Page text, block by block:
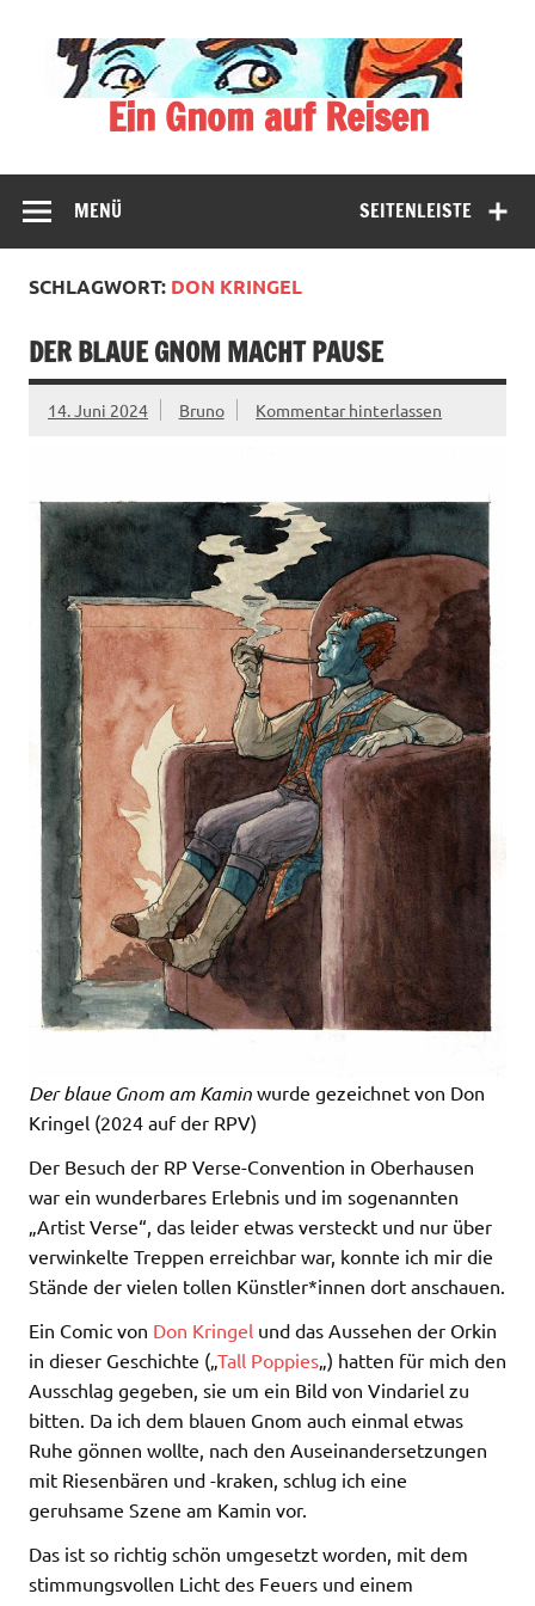
springen
Ein Gnom auf Reisen
SEITENLEISTE
MENÜ
SCHLAGWORT: DON KRINGEL
DER BLAUE GNOM MACHT PAUSE
14. Juni 2024 Bruno Kommentar hinterlassen
Der blaue Gnom am Kamin wurde gezeichnet von Don
Kringel (2024 auf der RPV)
Der Besuch der RP Verse-Convention in Oberhausen
war ein wunderbares Erlebnis und im sogenannten
„Artist Verse“, das leider etwas versteckt und nur über
verwinkelte Treppen erreichbar war, konnte ich mir die
Stände der vielen tollen Künstler*innen dort anschauen.
Ein Comic von Don Kringel und das Aussehen der Orkin
in dieser Geschichte („Tall Poppies„) hatten für mich den
Ausschlag gegeben, sie um ein Bild von Vindariel zu
bitten. Da ich dem blauen Gnom auch einmal etwas
Ruhe gönnen wollte, nach den Auseinandersetzungen
mit Riesenbären und -kraken, schlug ich eine
geruhsame Szene am Kamin vor.
Das ist so richtig schön umgesetzt worden, mit dem
stimmungsvollen Licht des Feuers und einem